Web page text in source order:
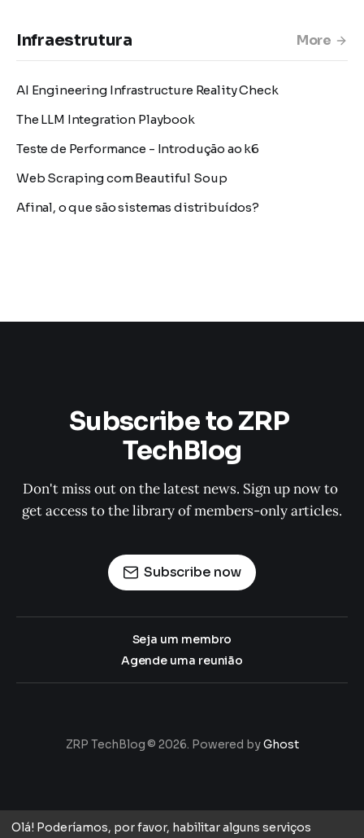
Infraestrutura More
AI Engineering Infrastructure Reality Check
The LLM Integration Playbook
Teste de Performance - Introdução ao k6
Web Scraping com Beautiful Soup
Afinal, o que são sistemas distribuídos?
Subscribe to ZRP
TechBlog
Don't miss out on the latest news. Sign up now to
get access to the library of members-only articles.
Subscribe now
Seja um membro
Agende uma reunião
ZRP TechBlog © 2026. Powered byGhost
Olá! Poderíamos, por favor, habilitar alguns serviços